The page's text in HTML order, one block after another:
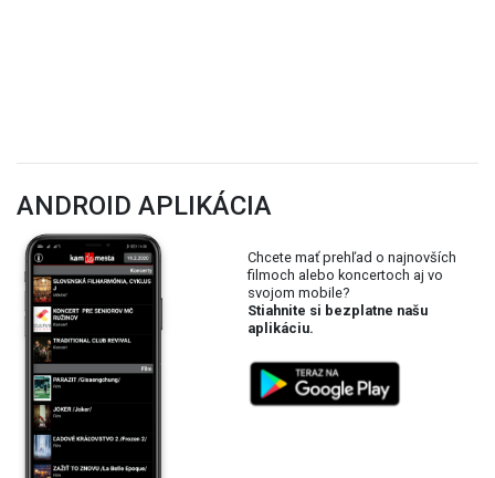
ANDROID APLIKÁCIA
Chcete mať prehľad o najnovších
filmoch alebo koncertoch aj vo
svojom mobile?
Stiahnite si bezplatne našu
aplikáciu.